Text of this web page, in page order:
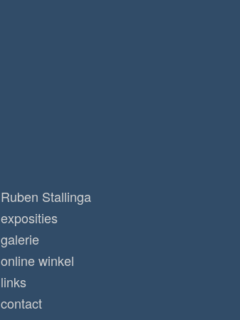
Ruben Stallinga
exposities
galerie
online winkel
links
contact